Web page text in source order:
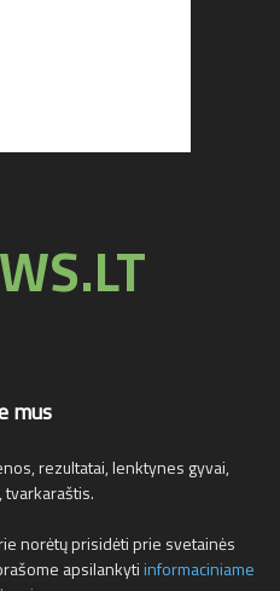
mus
rezultatai, lenktynes gyvai,
tvarkaraštis.
norėtų prisidėti prie svetainės
apsilankytiinformaciniame